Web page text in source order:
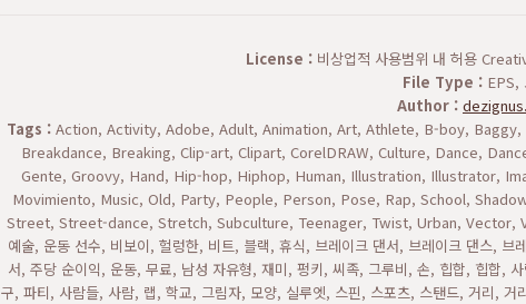
License :비상업적 사용범위 내 허용
File Type : EPS,
Author :
Tags : Action, Activity, Adobe, Adult, Animation, Art, Athlete, B-boy,
Breakdance, Breaking, Clip-art, Clipart, CorelDRAW, Culture, Dance,
Gente, Groovy, Hand, Hip-hop, Hiphop, Human, Illustration, Illustrator,
Movimiento, Music, Old, Party, People, Person, Pose, Rap, School,
Street, Street-dance, Stretch, Subculture, Teenager, Twist, Urban, Vector,
예술, 운동 선수, 비보이, 헐렁한, 비트, 블랙, 휴식, 브레이크 댄서, 브레이크 댄스,
서, 주당 순이익, 운동, 무료, 남성 자유형, 재미, 펑키, 씨족, 그루비, 손, 힙합, 힙합,
구, 파티, 사람들, 사람, 랩, 학교, 그림자, 모양, 실루엣, 스핀, 스포츠, 스탠드, 거리,